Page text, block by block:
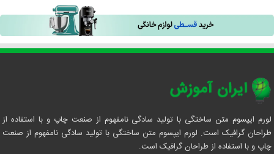
لورم ایپسوم متن ساختگی با تولید سادگی نامفهوم از صنعت چاپ و با استفاده از
طراحان گرافیک است. لورم ایپسوم متن ساختگی با تولید سادگی نامفهوم از صنعت
چاپ و با استفاده از طراحان گرافیک است.